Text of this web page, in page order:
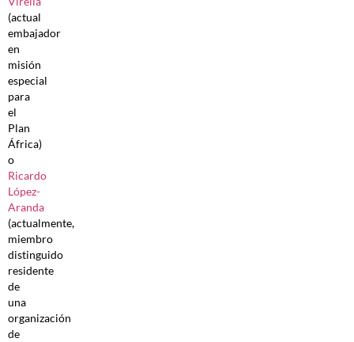
(actual
embajador
en
misión
especial
para
el
Plan
África)
o
Ricardo
López-
Aranda
(actualmente,
miembro
distinguido
residente
de
una
organización
de